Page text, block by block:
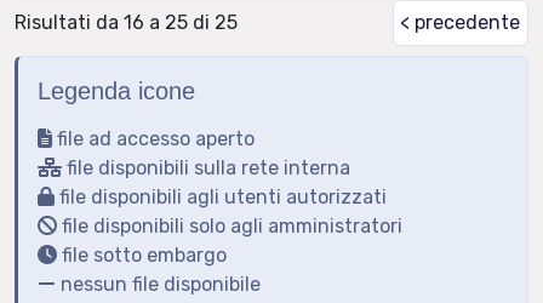
Risultati da 16 a 25 di 25 < precedente
Legenda icone
file ad accesso aperto
file disponibili sulla rete interna
file disponibili agli utenti autorizzati
file disponibili solo agli amministratori
file sotto embargo
nessun file disponibile